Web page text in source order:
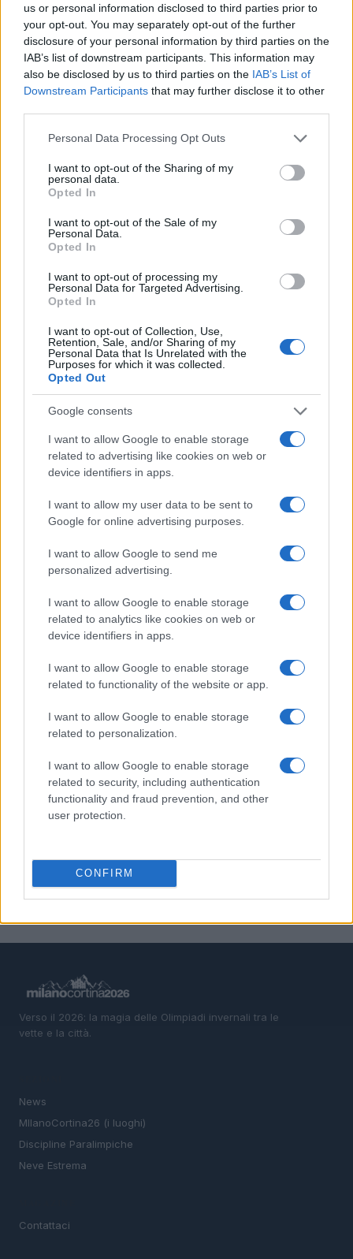
us or personal information disclosed to third parties prior to
your opt-out. You may separately opt-out of the further
disclosure of your personal information by third parties on the
IAB’s list of downstream participants. This information may
also be disclosed by us to third parties on the IAB’s List of
Downstream Participants that may further disclose it to other
Please note that this website/app uses one or more Google
not limited to your visit or usage behaviour. You may click to
grant or deny consent to Google and its third-party tags to
use your data for below specified purposes in below Google
consent section.
Personal Data Processing Opt Outs
I want to opt-out of the Sharing of my
personal data.
Opted In
I want to opt-out of the Sale of my
Personal Data.
Opted In
I want to opt-out of processing my
Personal Data for Targeted Advertising.
Opted In
I want to opt-out of Collection, Use,
Retention, Sale, and/or Sharing of my
Personal Data that Is Unrelated with the
Purposes for which it was collected.
Opted Out
Google consents
I want to allow Google to enable storage
related to advertising like cookies on web or
device identifiers in apps.
I want to allow my user data to be sent to
Google for online advertising purposes.
I want to allow Google to send me
personalized advertising.
I want to allow Google to enable storage
related to analytics like cookies on web or
device identifiers in apps.
I want to allow Google to enable storage
related to functionality of the website or app.
I want to allow Google to enable storage
related to personalization.
I want to allow Google to enable storage
related to security, including authentication
functionality and fraud prevention, and other
user protection.
CONFIRM
SCI DI FONDO
Tecnica classica sci di fondo: assetto, spinta,
Marco Tessari · 4 Ago 2026
Ganz in gara dal 5 al 8 agosto
Marco Tessari · 4 Ago 2026
PIÙ LETTI
BlinkFestivalen 2026: i campioni dello sci di fondo e
biathlon in gara dal 5 al 8 agosto
Tecnica classica sci di fondo: assetto, spinta,
scivolata e frenata
Elia Barp, Giovanni Ticcò, Virginia Cena e Caterina
Ganz in gara dal 5 al 8 agosto
Sci di fondo skating: progressione V1, V2 e uso dei
bastoncini
5
Verso il 2026: la magia delle Olimpiadi invernali tra le
vette e la città.
News
MIlanoCortina26 (i luoghi)
Discipline Paralimpiche
Neve Estrema
Contattaci